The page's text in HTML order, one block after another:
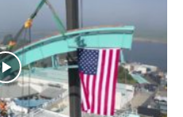
Touristiknews